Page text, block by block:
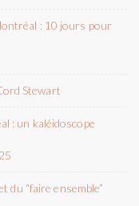
: 10 jours pour
Stewart
: un kaléidoscope
du “faire ensemble”